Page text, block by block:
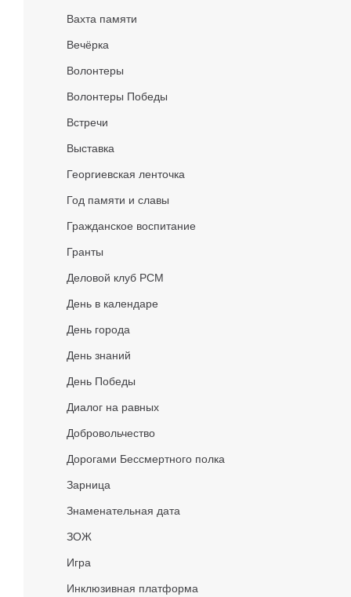
Вахта памяти
Вечёрка
Волонтеры
Волонтеры Победы
Встречи
Выставка
Георгиевская ленточка
Год памяти и славы
Гражданское воспитание
Гранты
Деловой клуб РСМ
День в календаре
День города
День знаний
День Победы
Диалог на равных
Добровольчество
Дорогами Бессмертного полка
Зарница
Знаменательная дата
ЗОЖ
Игра
Инклюзивная платформа